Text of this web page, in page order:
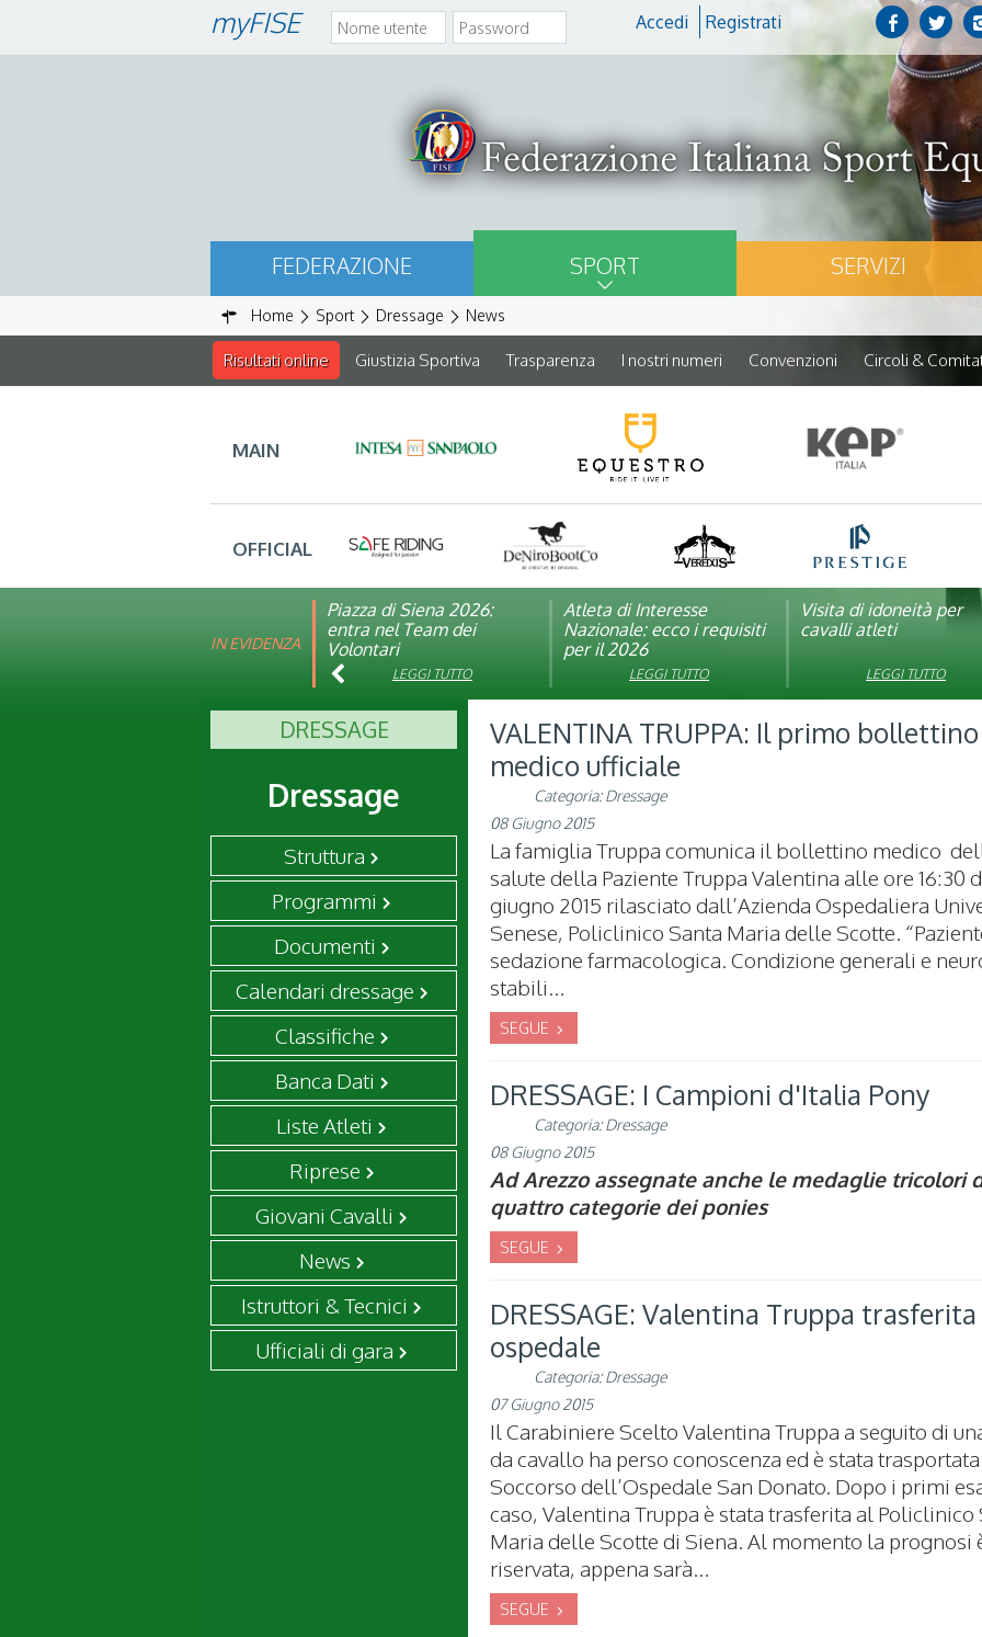
myFISE Accedi Registrati
FEDERAZIONE SPORT SERVIZI
Home Sport Dressage News
Risultati online Giustizia Sportiva Trasparenza I nostri numeri Convenzioni Circoli &
MAIN
OFFICIAL
IN EVIDENZA
Piazza di Siena 2026:
entra nel Team dei
Volontari
LEGGI TUTTO
Atleta di Interesse
Nazionale: ecco i requisiti
per il 2026
LEGGI TUTTO
Visita di idoneità per
cavalli atleti
LEGGI TUTTO
FISE: aperta la Campagna
affiliazione 2026
LEGGI TUTTO
Natale con la FISE: al via
la nona edizione
dell’iniziativa solidale della
Federazione Italiana Sport
LEGGI TUTTO
Studente Atleta di alto
livello: pubblicato il
2025/2026LEGGI TUTTO
DRESSAGE
Dressage
Struttura
Programmi
Documenti
Calendari dressage
Classifiche
Banca Dati
Liste Atleti
Riprese
Giovani Cavalli
News
Istruttori & Tecnici
Ufficiali di gara
VALENTINA TRUPPA: Il primo bollettino
medico ufficiale
Categoria:Dressage
08 Giugno 2015
La famiglia Truppa comunica il bollettino medico
salute della Paziente Truppa Valentina alle ore 16:30
giugno 2015 rilasciato dall’Azienda Ospedaliera
Senese, Policlinico Santa Maria delle Scotte.
sedazione farmacologica. Condizione generali e
stabili...
SEGUE
DRESSAGE: I Campioni d'Italia Pony
Categoria:Dressage
08 Giugno 2015
Ad Arezzo assegnate anche le medaglie tricolori
quattro categorie dei ponies
SEGUE
DRESSAGE: Valentina Truppa
ospedale
Categoria:Dressage
07 Giugno 2015
Il Carabiniere Scelto Valentina Truppa a seguito di
da cavallo ha perso conoscenza ed è stata
Soccorso dell’Ospedale San Donato. Dopo i primi
caso, Valentina Truppa è stata trasferita al Policlinico
Maria delle Scotte di Siena. Al momento la prognosi
riservata, appena sarà...
SEGUE